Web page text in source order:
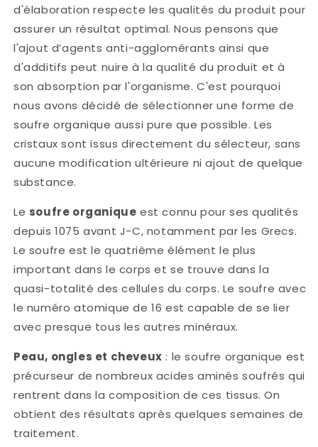
d'élaboration respecte les qualités du produit pour
assurer un résultat optimal. Nous pensons que
l'ajout d’agents anti-agglomérants ainsi que
d'additifs peut nuire à la qualité du produit et à
son absorption par l'organisme. C'est pourquoi
nous avons décidé de sélectionner une forme de
soufre organique aussi pure que possible. Les
cristaux sont issus directement du sélecteur, sans
aucune modification ultérieure ni ajout de quelque
substance.
Le soufre organique est connu pour ses qualités
depuis 1075 avant J-C, notamment par les Grecs.
Le soufre est le quatrième élément le plus
important dans le corps et se trouve dans la
quasi-totalité des cellules du corps. Le soufre avec
le numéro atomique de 16 est capable de se lier
avec presque tous les autres minéraux.
Peau, ongles et cheveux : le soufre organique est
précurseur de nombreux acides aminés soufrés qui
rentrent dans la composition de ces tissus. On
obtient des résultats après quelques semaines de
traitement.